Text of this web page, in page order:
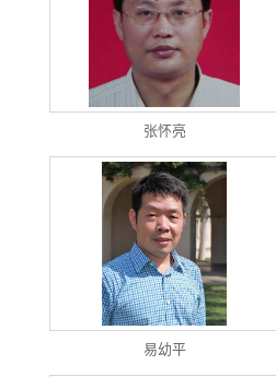
张怀亮
易幼平